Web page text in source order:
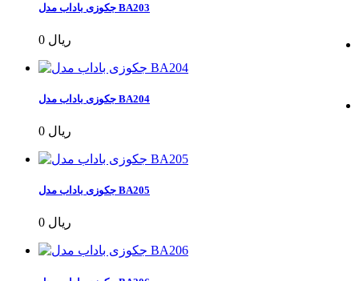
جکوزی باداب مدل BA203
0 ریال
جکوزی باداب مدل BA204
0 ریال
جکوزی باداب مدل BA205
0 ریال